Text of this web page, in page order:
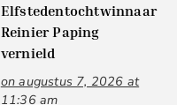
Elfstedentochtwinnaar
Reinier Paping
vernield
on augustus 7, 2026 at
11:36 am